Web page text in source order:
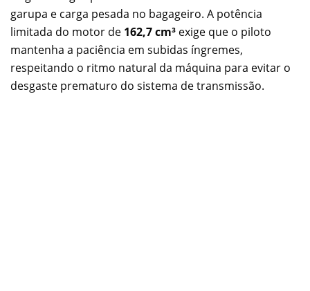
garupa e carga pesada no bagageiro. A potência
limitada do motor de 162,7 cm³ exige que o piloto
mantenha a paciência em subidas íngremes,
respeitando o ritmo natural da máquina para evitar o
desgaste prematuro do sistema de transmissão.